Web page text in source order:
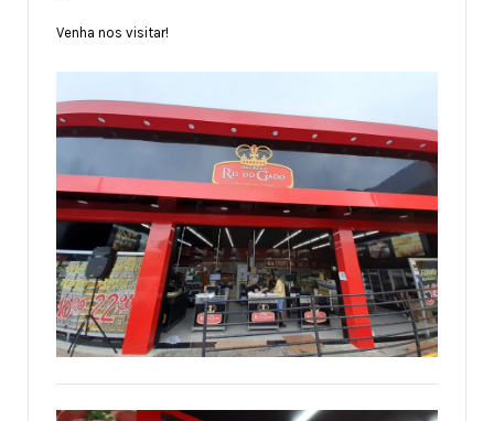
Venha nos visitar!